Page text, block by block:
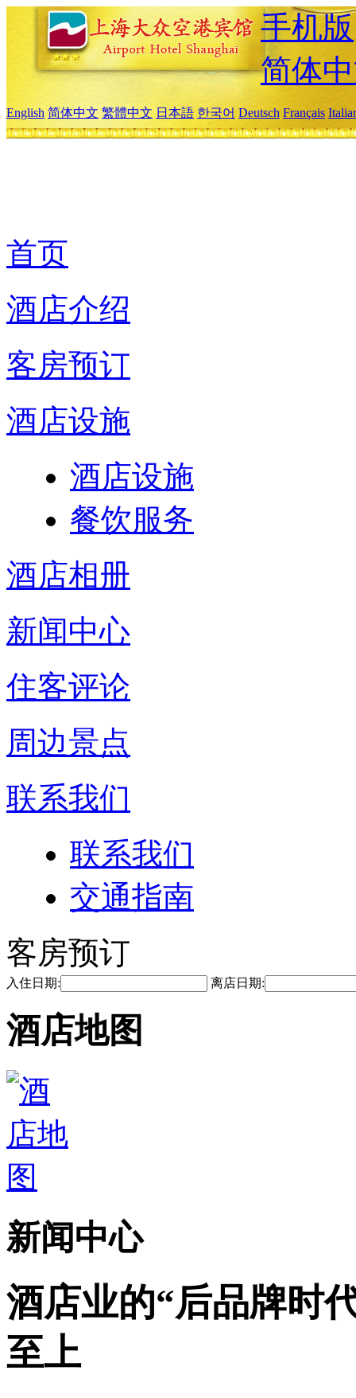
手机版
简体
English 简体中文 繁體中文 日本語 한국어 Deutsch Français
首页
酒店介绍
客房预订
酒店设施
酒店设施
餐饮服务
酒店相册
新闻中心
住客评论
周边景点
联系我们
联系我们
交通指南
客房预订
入住日期: 离店日期:
酒店地图
新闻中心
酒店业的“后品牌时
至上